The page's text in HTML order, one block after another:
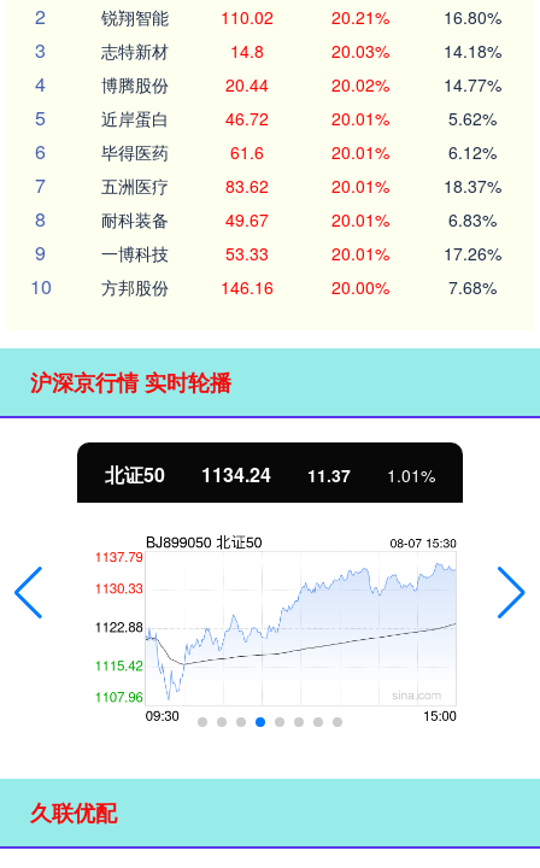
2 锐翔智能 110.02 20.21% 16.80%
3 志特新材 14.8 20.03% 14.18%
4 博腾股份 20.44 20.02% 14.77%
5 近岸蛋白 46.72 20.01% 5.62%
6 毕得医药 61.6 20.01% 6.12%
7 五洲医疗 83.62 20.01% 18.37%
8 耐科装备 49.67 20.01% 6.83%
9 一博科技 53.33 20.01% 17.26%
10 方邦股份 146.16 20.00% 7.68%
沪深京行情 实时轮播
北证50 1134.24 11.37 1.01%
久联优配